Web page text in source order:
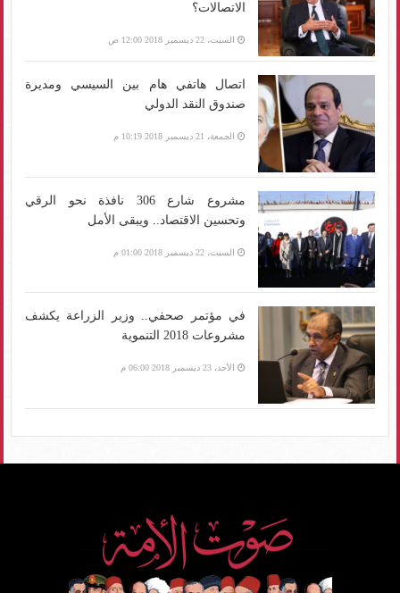
الاتصالات؟
السبت، 22 ديسمبر 2018 12:00 ص
اتصال هاتفي هام بين السيسي ومديرة
صندوق النقد الدولي
الجمعة، 21 ديسمبر 2018 10:19 م
مشروع شارع 306 نافذة نحو الرقي
وتحسين الاقتصاد.. ويبقى الأمل
السبت، 22 ديسمبر 2018 01:00 م
في مؤتمر صحفي.. وزير الزراعة يكشف
مشروعات 2018 التنموية
الأحد، 23 ديسمبر 2018 06:00 م